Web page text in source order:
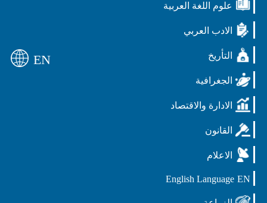
علوم اللغة العربية
الادب العربي
التأريخ
الجغرافية
الادارة والاقتصاد
القانون
الاعلام
EN
English Language
EN